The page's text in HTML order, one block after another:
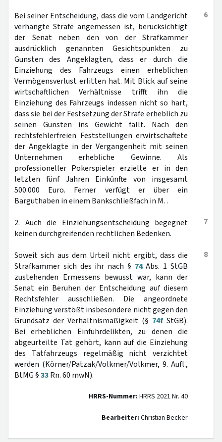
6
Bei seiner Entscheidung, dass die vom Landgericht
verhängte Strafe angemessen ist, berücksichtigt
der Senat neben den von der Strafkammer
ausdrücklich genannten Gesichtspunkten zu
Gunsten des Angeklagten, dass er durch die
Einziehung des Fahrzeugs einen erheblichen
Vermögensverlust erlitten hat. Mit Blick auf seine
wirtschaftlichen Verhältnisse trifft ihn die
Einziehung des Fahrzeugs indessen nicht so hart,
dass sie bei der Festsetzung der Strafe erheblich zu
seinen Gunsten ins Gewicht fällt. Nach den
rechtsfehlerfreien Feststellungen erwirtschaftete
der Angeklagte in der Vergangenheit mit seinen
Unternehmen erhebliche Gewinne. Als
professioneller Pokerspieler erzielte er in den
letzten fünf Jahren Einkünfte von insgesamt
500.000 Euro. Ferner verfügt er über ein
Barguthaben in einem Bankschließfach in M. .
7
2. Auch die Einziehungsentscheidung begegnet
keinen durchgreifenden rechtlichen Bedenken.
8
Soweit sich aus dem Urteil nicht ergibt, dass die
Strafkammer sich des ihr nach § 74Abs. 1 StGB
zustehenden Ermessens bewusst war, kann der
Senat ein Beruhen der Entscheidung auf diesem
Rechtsfehler ausschließen. Die angeordnete
Einziehung verstößt insbesondere nicht gegen den
Grundsatz der Verhältnismäßigkeit (§ 74f StGB).
Bei erheblichen Einfuhrdelikten, zu denen die
abgeurteilte Tat gehört, kann auf die Einziehung
des Tatfahrzeugs regelmäßig nicht verzichtet
werden (Körner/Patzak/Volkmer/Volkmer, 9. Aufl.,
BtMG §33Rn. 60 mwN).
HRRS-Nummer: HRRS 2021 Nr. 40
Bearbeiter: Christian Becker